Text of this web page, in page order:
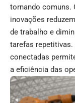
tornando comuns.
inovações
de trabalho e
tarefas
conectadas
a eficiência das